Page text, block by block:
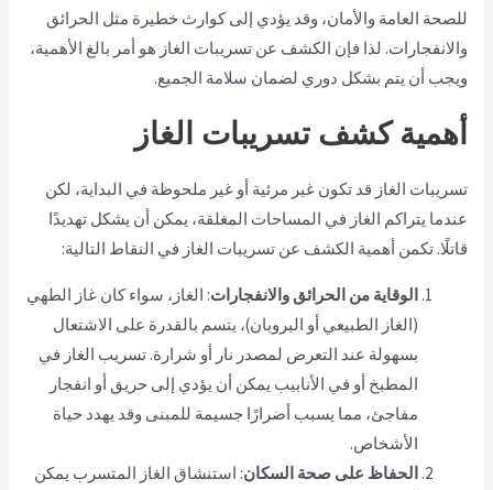
للصحة العامة والأمان، وقد يؤدي إلى كوارث خطيرة مثل الحرائق
والانفجارات. لذا فإن الكشف عن تسريبات الغاز هو أمر بالغ الأهمية،
ويجب أن يتم بشكل دوري لضمان سلامة الجميع.
أهمية كشف تسريبات الغاز
تسريبات الغاز قد تكون غير مرئية أو غير ملحوظة في البداية، لكن
عندما يتراكم الغاز في المساحات المغلقة، يمكن أن يشكل تهديدًا
قاتلًا. تكمن أهمية الكشف عن تسريبات الغاز في النقاط التالية:
الوقاية من الحرائق والانفجارات: الغاز، سواء كان غاز الطهي
(الغاز الطبيعي أو البروبان)، يتسم بالقدرة على الاشتعال
بسهولة عند التعرض لمصدر نار أو شرارة. تسريب الغاز في
المطبخ أو في الأنابيب يمكن أن يؤدي إلى حريق أو انفجار
مفاجئ، مما يسبب أضرارًا جسيمة للمبنى وقد يهدد حياة
الأشخاص.
الحفاظ على صحة السكان: استنشاق الغاز المتسرب يمكن